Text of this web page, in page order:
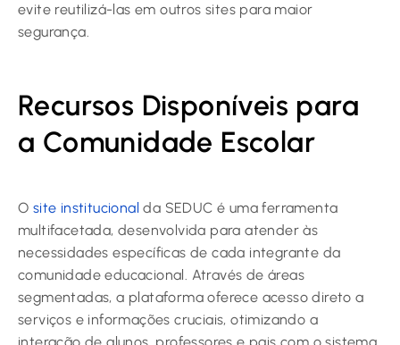
evite reutilizá-las em outros sites para maior
segurança.
Recursos Disponíveis para
a Comunidade Escolar
O site institucional da SEDUC é uma ferramenta
multifacetada, desenvolvida para atender às
necessidades específicas de cada integrante da
comunidade educacional. Através de áreas
segmentadas, a plataforma oferece acesso direto a
serviços e informações cruciais, otimizando a